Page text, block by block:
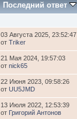
Последний ответ
03 Августа 2025, 23:52:47
от Triker
21 Мая 2024, 19:57:03
от nick65
22 Июня 2023, 09:58:26
от UU5JMD
13 Июля 2022, 12:53:39
от Григорий Антонов